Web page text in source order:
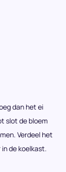
dan het ei
slot de bloem
Verdeel het
de koelkast.